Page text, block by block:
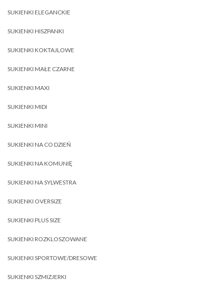
SUKIENKI ELEGANCKIE
SUKIENKI HISZPANKI
SUKIENKI KOKTAJLOWE
SUKIENKI MAŁE CZARNE
SUKIENKI MAXI
SUKIENKI MIDI
SUKIENKI MINI
SUKIENKI NA CO DZIEŃ
SUKIENKI NA KOMUNIĘ
SUKIENKI NA SYLWESTRA
SUKIENKI OVERSIZE
SUKIENKI PLUS SIZE
SUKIENKI ROZKLOSZOWANE
SUKIENKI SPORTOWE/DRESOWE
SUKIENKI SZMIZJERKI